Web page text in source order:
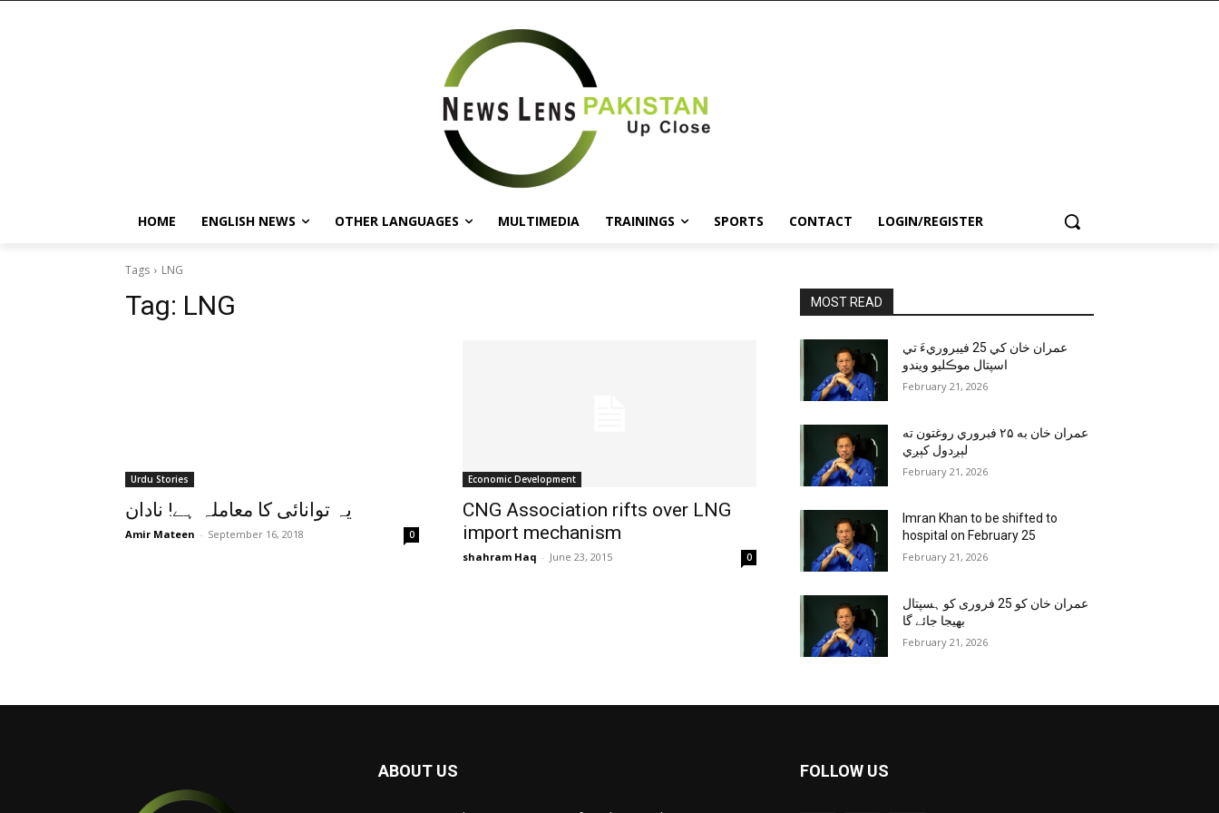
HOME ENGLISH NEWS OTHER LANGUAGES MULTIMEDIA TRAININGS SPORTS CONTACT LOGIN/REGISTER
Tags LNG
Tag: LNG
Urdu Stories
یہ توانائی کا معاملہ ہے! نادان
Amir Mateen - September 16, 2018 0
Economic Development
CNG Association rifts over LNG
import mechanism
shahram Haq - June 23, 2015 0
MOST READ
عمران خان کي 25 فيبروريءَ تي
اسپتال موڪليو ويندو
February 21, 2026
عمران خان به ۲۵ فبروري روغتون ته
لېږدول کېږي
February 21, 2026
Imran Khan to be shifted to
hospital on February 25
February 21, 2026
عمران خان کو 25 فروری کو ہسپتال
بھیجا جائے گا
February 21, 2026
ABOUT US FOLLOW US